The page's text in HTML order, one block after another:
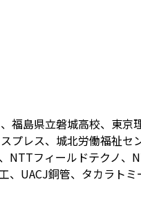
島県立磐城高校、東京
プレス、城北労働福祉セ
NTTフィールドテクノ、
UACJ銅管、タカラト